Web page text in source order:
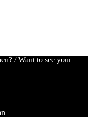
/ Want to see your